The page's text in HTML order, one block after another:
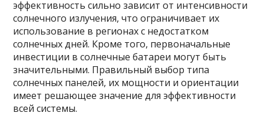
эффективность сильно зависит от интенсивности
солнечного излучения, что ограничивает их
использование в регионах с недостатком
солнечных дней. Кроме того, первоначальные
инвестиции в солнечные батареи могут быть
значительными. Правильный выбор типа
солнечных панелей, их мощности и ориентации
имеет решающее значение для эффективности
всей системы.